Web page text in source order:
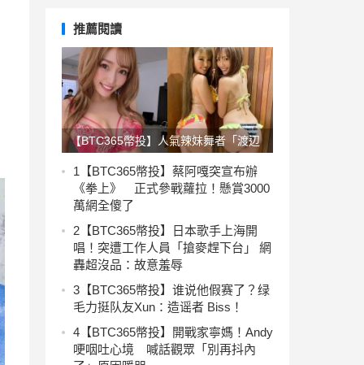
推薦閱讀
【BTC365幣投】人氣辣妹舞者「渡辺
加和」肉體超Hot！出版姐妹寫真秀
「雙倍蜜桃」好撩人
1 【BTC365幣投】蔡阿嘎突宣布辦
《拳上》 正式參戰蘿拉！懸賞3000
萬網全傻了
2 【BTC365幣投】日本歌手上海開
唱！突遭工作人員「搶麥趕下台」 網
轟超沒品：故意羞辱
3 【BTC365幣投】谁说他假赛了？绿
毛力挺队友Xun：造谣者 Biss！
4 【BTC365幣投】開戰家寧媽！Andy
哽咽吐心境 喊話觀眾「別再抖內